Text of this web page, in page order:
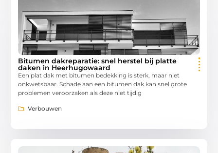
Bitumen dakreparatie: snel herstel bij platte
daken in Heerhugowaard
Een plat dak met bitumen bedekking is sterk, maar niet
onkwetsbaar. Schade aan een bitumen dak kan snel grote
problemen veroorzaken als deze niet tijdig
Verbouwen